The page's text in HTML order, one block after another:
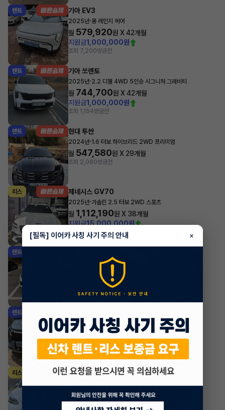
렌트 기아 EV3
2025년·롱 레인지 에어
월 579,920원 X42개월
지원금1,000,000원
조회 7,200방금전
렌트 기아 쏘렌토
2025년·2.2 디젤 4WD 5인승 시그니처 그래비티
월 744,700원 X42개월
지원금1,000,000원
조회 1,154방금전
렌트 현대 투싼
2024년·1.6 터보 하이브리드 2WD 프리미엄
월 547,580원 X 29개월
조회 2,060방금전
리스 제네시스 GV70
2025년·가솔린 2.5 터보 2WD 스포츠
월 1,112,190원 X 38개월
지원금15,000,000원
조회 1,099방금전
렌트
1.6 가솔린 터보 2WD 시그니처
532,180 원 X47
1,000,000원
조회 1,350방금전
렌트
2025년 2WD 시그니처
월 726,440원 X47개월
지원금3,000,000원
조회 635방금전
리스 테슬라 모델 3
월1,012,281원 X0개월
조회 3,610방금전
[필독] 이어카 사칭 사기 주의 안내 ×